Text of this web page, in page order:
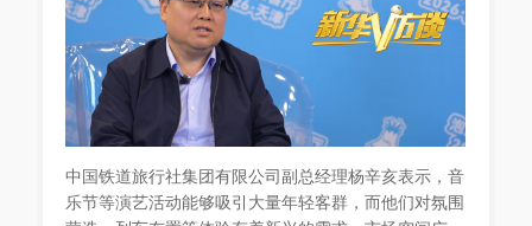
中国铁道旅行社集团有限公司副总经理杨辛亥表示，音
乐节等演艺活动能够吸引大量年轻客群，而他们对氛围